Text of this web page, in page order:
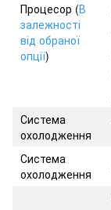
Процесор (В
залежності
від обраної
опції)
Система
охолодження
Система
охолодження